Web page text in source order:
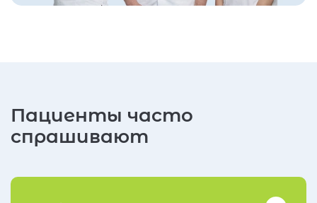
Пациенты часто
спрашивают